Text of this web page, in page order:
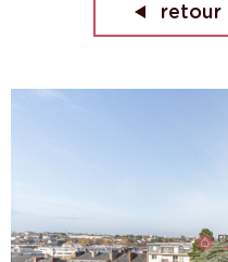
retour